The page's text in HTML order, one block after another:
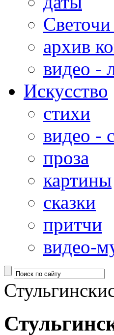
архив
видео -
Искусство
стихи
видео -
проза
картины
сказки
притчи
видео-